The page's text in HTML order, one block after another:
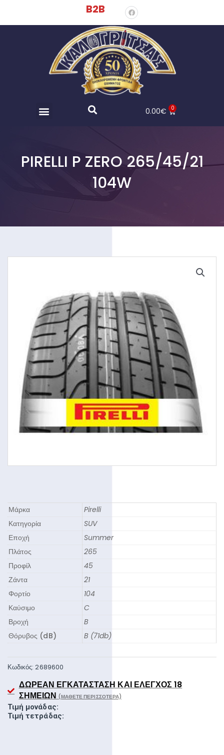
B2B
0.00€ 0
PIRELLI P ZERO 265/45/21
104W
Μάρκα
Pirelli
Κατηγορία
SUV
Εποχή
Summer
Πλάτος
265
Προφίλ
45
Ζάντα
21
Φορτίο
104
Καύσιμο
C
Βροχή
B
Θόρυβος (dB)
B (71db)
Κωδικός:2689600
ΔΩΡΕΆΝ ΕΓΚΑΤΆΣΤΑΣΗ ΚΑΙ ΈΛΕΓΧΟΣ 18
ΣΗΜΕΊΩΝ (ΜΆΘΕΤΕ ΠΕΡΙΣΣΌΤΕΡΑ)
Τιμή μονάδας:
Τιμή τετράδας: